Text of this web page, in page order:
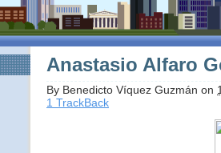
Anastasio Alfaro
By Benedicto Víquez Guzmán on
1 TrackBack